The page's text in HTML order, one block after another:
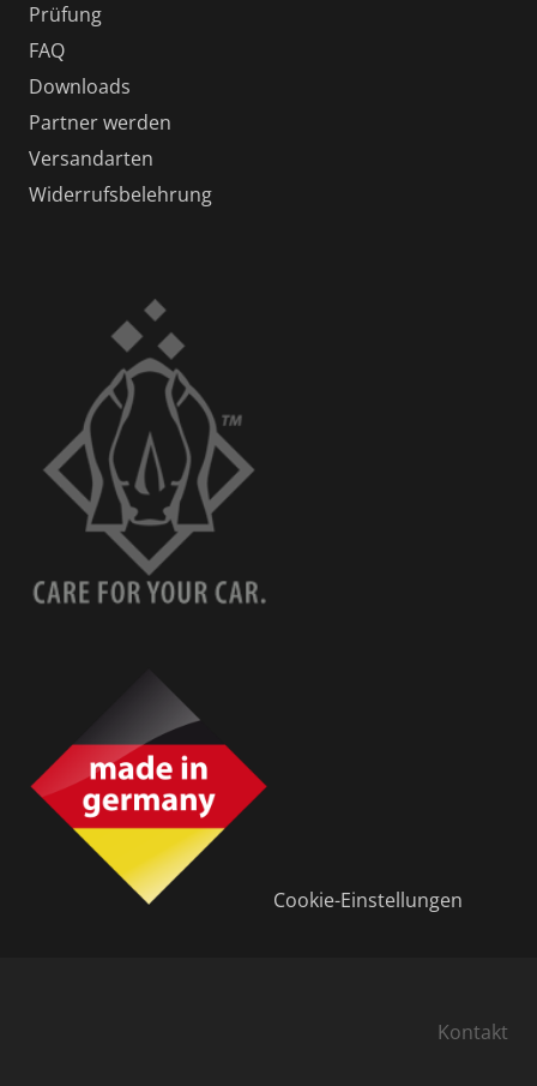
Prüfung
FAQ
Downloads
Partner werden
Versandarten
Widerrufsbelehrung
Cookie-Einstellungen
Kontakt